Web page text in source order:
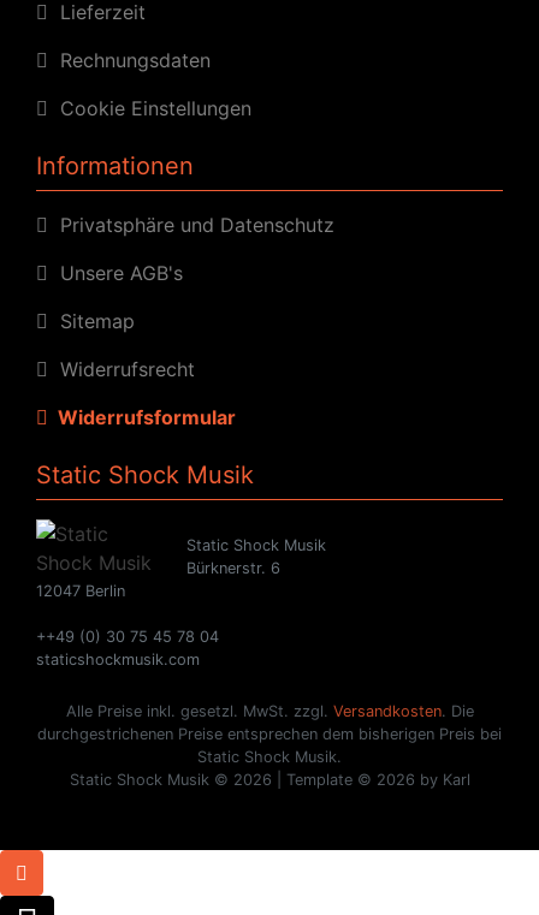
Lieferzeit
Rechnungsdaten
Cookie Einstellungen
Informationen
Privatsphäre und Datenschutz
Unsere AGB's
Sitemap
Widerrufsrecht
Widerrufsformular
Static Shock Musik
Static Shock Musik
Bürknerstr. 6
12047 Berlin
++49 (0) 30 75 45 78 04
staticshockmusik.com
Alle Preise inkl. gesetzl. MwSt. zzgl. Versandkosten. Die
durchgestrichenen Preise entsprechen dem bisherigen Preis bei
Static Shock Musik.
Static Shock Musik © 2026 | Template © 2026 by Karl